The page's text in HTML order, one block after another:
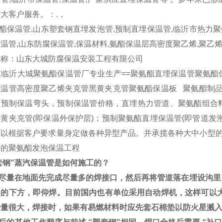
客户服务。：.，
温管,山东塑套钢直埋发泡管,预制直埋保温管,临沂市热力
管,山东防腐保温管,保温材料,氨酯保温层高密度聚乙烯,聚乙
：山东大城防腐保温安装工程有限公司
大城聚氨酯保温管厂专业生产==聚氨酯直埋保温管聚氨酯
管高密度聚乙烯夹克管黑黄夹克管聚氨酯保温板 聚氨酯制
制保温弯头，预制保温管价格，直埋热力管道、聚氨酯组
夹克管(即保温外保护层)；预制聚氨酯直埋保温管(即管道
根据客户要求量身定做各种异型产品。并承揽各种大中小型
聚氨酯发泡保温工程
"蒸汽保温管是如何施工的？
在地面先完成尽量多的焊接口，然后再将管道落在埋设沟
下方，即仰焊。目前国内也有单位采用自动焊机，这样可
很大，焊接时，如果有易燃材料时应先套石棉垫以防火星溅